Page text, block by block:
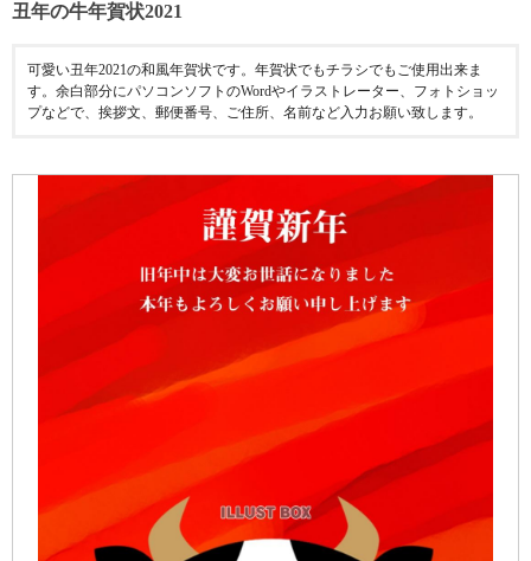
丑年の牛年賀状2021
可愛い丑年2021の和風年賀状です。年賀状でもチラシでもご使用出来ま
す。余白部分にパソコンソフトのWordやイラストレーター、フォトショッ
プなどで、挨拶文、郵便番号、ご住所、名前など入力お願い致します。